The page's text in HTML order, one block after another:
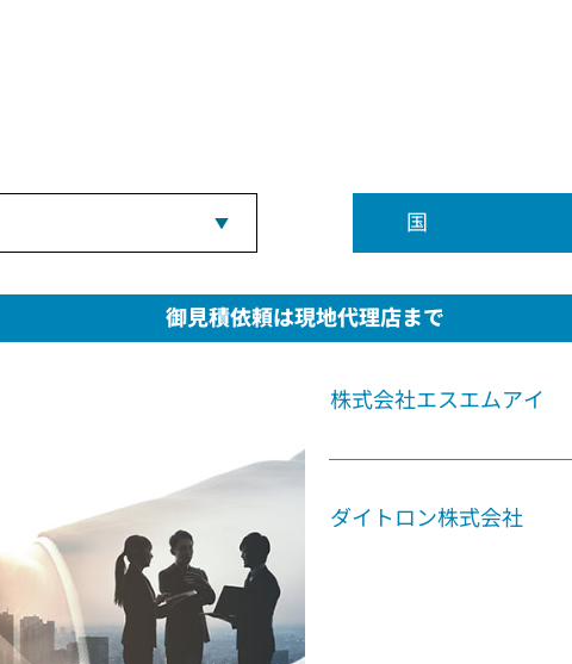
国
御見積依頼は現地代理店まで
株式会社エスエムアイ
ダイトロン株式会社